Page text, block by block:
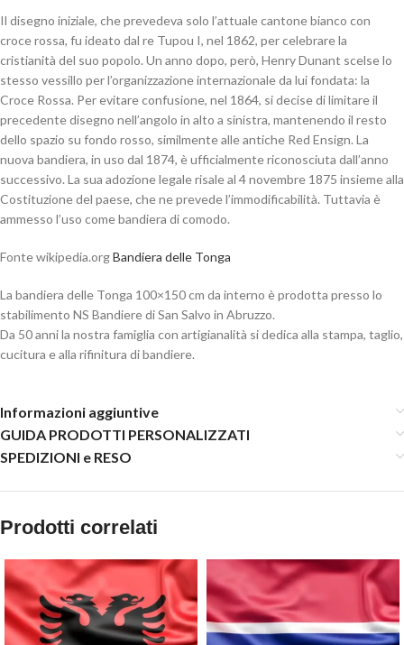
Il disegno iniziale, che prevedeva solo l’attuale cantone bianco con
croce rossa, fu ideato dal re Tupou I, nel 1862, per celebrare la
cristianità del suo popolo. Un anno dopo, però, Henry Dunant scelse lo
stesso vessillo per l’organizzazione internazionale da lui fondata: la
Croce Rossa. Per evitare confusione, nel 1864, si decise di limitare il
precedente disegno nell’angolo in alto a sinistra, mantenendo il resto
dello spazio su fondo rosso, similmente alle antiche Red Ensign. La
nuova bandiera, in uso dal 1874, è ufficialmente riconosciuta dall’anno
successivo. La sua adozione legale risale al 4 novembre 1875 insieme alla
Costituzione del paese, che ne prevede l’immodificabilità. Tuttavia è
ammesso l’uso come bandiera di comodo.
Fonte wikipedia.orgBandiera delle Tonga
La bandiera delle Tonga 100×150 cm da interno è prodotta presso lo
stabilimento NS Bandiere di San Salvo in Abruzzo.
Da 50 anni la nostra famiglia con artigianalità si dedica alla stampa, taglio,
cucitura e alla rifinitura di bandiere.
Informazioni aggiuntive
GUIDA PRODOTTI PERSONALIZZATI
SPEDIZIONI e RESO
Prodotti correlati